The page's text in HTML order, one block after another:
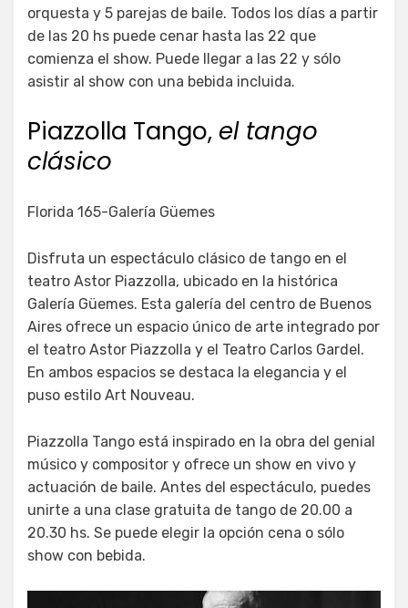
orquesta y 5 parejas de baile. Todos los días a partir
de las 20 hs puede cenar hasta las 22 que
comienza el show. Puede llegar a las 22 y sólo
asistir al show con una bebida incluida.
Piazzolla Tango, el tango
clásico
Florida 165-Galería Güemes
Disfruta un espectáculo clásico de tango en el
teatro Astor Piazzolla, ubicado en la histórica
Galería Güemes. Esta galería del centro de Buenos
Aires ofrece un espacio único de arte integrado por
el teatro Astor Piazzolla y el Teatro Carlos Gardel.
En ambos espacios se destaca la elegancia y el
puso estilo Art Nouveau.
Piazzolla Tango está inspirado en la obra del genial
músico y compositor y ofrece un show en vivo y
actuación de baile. Antes del espectáculo, puedes
unirte a una clase gratuita de tango de 20.00 a
20.30 hs. Se puede elegir la opción cena o sólo
show con bebida.